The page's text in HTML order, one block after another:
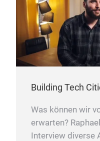
Building Tech
Was können wir
erwarten?
Interview diverse